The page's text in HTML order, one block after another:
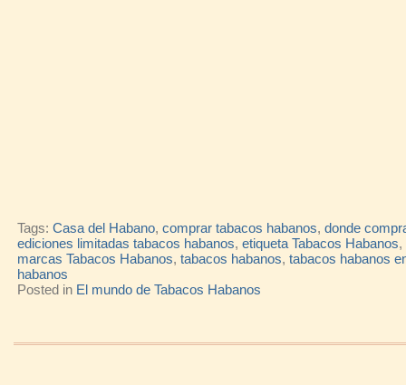
Tags: Casa del Habano, comprar tabacos habanos, donde
ediciones limitadas tabacos habanos, etiqueta Tabacos Habanos,
marcas Tabacos Habanos, tabacos habanos, tabacos habanos
habanos
Posted in El mundo de Tabacos Habanos